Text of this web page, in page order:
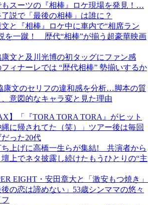
もスーツの『相棒』ロケ現場を発見！…
説で「最後の相棒」は誰に？
と『相棒』ロケ中に車内で“相席ラン
を一蹴！ 歴代“相棒”が揃う超豪華映画
康文と及川光博の初タッグにファン感
ィナーレでは “歴代相棒” 勢揃いするか
康文のセリフの違和感を分析…脚本の質
意図的なキャラ変と見た理由
】「『TORA TORA TORA』がヒット
に帰されてた（笑）」ツアー後は毎回
った20代
ち上げに高橋一生らが集結! 共演者から
上でネタ披露し続けたもうひとりの“主
EIGHT・安田章大と「激安もつ焼き」
の恋は諦めない」53歳シンママの悠々